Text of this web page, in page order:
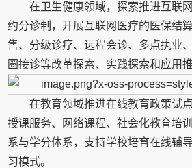
在卫生健康领域，探索推进互联
约分诊制，开展互联网医疗的医保结
售、分级诊疗、远程会诊、多点执业
圈接诊等改革探索、实践探索和应用推
在教育领域推进在线教育政策试
授课服务、网络课程、社会化教育培
系与学分体系，支持学校培育在线辅
习模式。